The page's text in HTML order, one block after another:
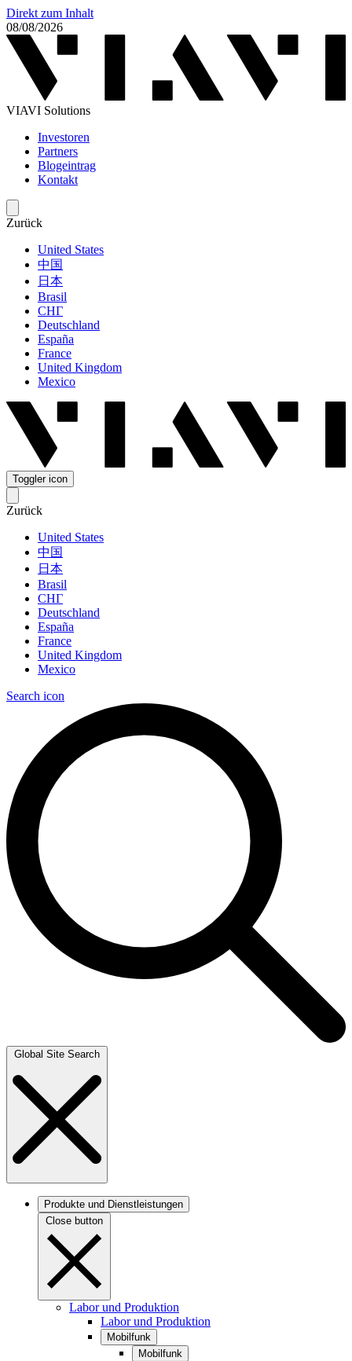
Direkt zum Inhalt
08/08/2026
VIAVI Solutions
Investoren
Partners
Blogeintrag
Kontakt
Zurück
United States
中国
日本
Brasil
СНГ
Deutschland
España
France
United Kingdom
Mexico
Toggler icon
Zurück
United States
中国
日本
Brasil
СНГ
Deutschland
España
France
United Kingdom
Mexico
Search icon
Global Site Search
Produkte und Dienstleistungen
Close button
Labor und Produktion
Labor und Produktion
Mobilfunk
Mobilfunk